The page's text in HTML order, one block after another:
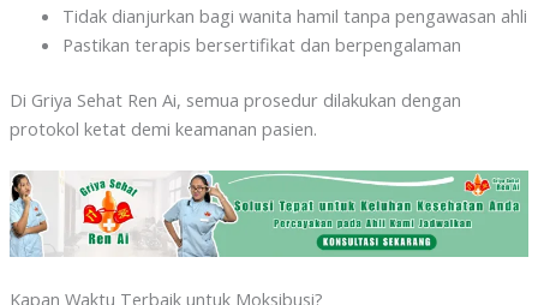
Tidak dianjurkan bagi wanita hamil tanpa pengawasan ahli
Pastikan terapis bersertifikat dan berpengalaman
Di Griya Sehat Ren Ai, semua prosedur dilakukan dengan
protokol ketat demi keamanan pasien.
Kapan Waktu Terbaik untuk Moksibusi?